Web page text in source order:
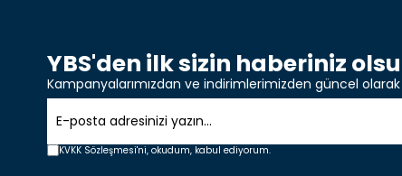
YBS'den ilk sizin haberiniz
Kampanyalarımızdan ve indirimlerimizden güncel
KVKK Sözleşmesi'ni, okudum, kabul ediyorum.